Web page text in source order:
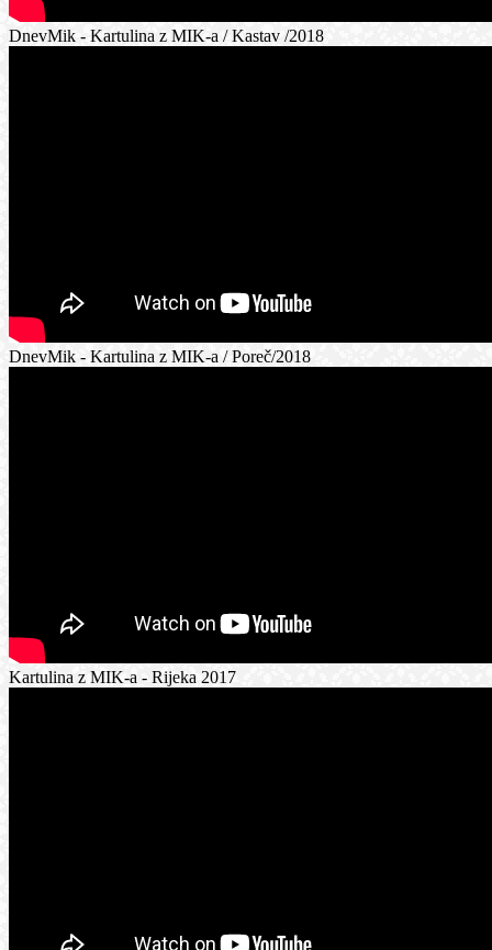
DnevMik - Kartulina z MIK-a / Kastav /2018
DnevMik - Kartulina z MIK-a / Poreč/2018
Kartulina z MIK-a - Rijeka 2017